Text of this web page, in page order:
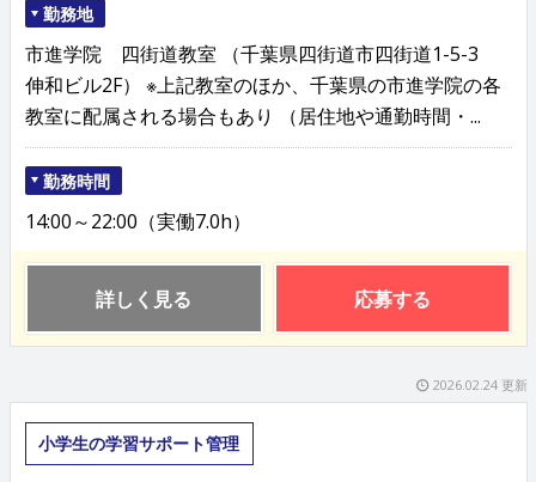
勤務地
市進学院 四街道教室 （千葉県四街道市四街道1-5-3
伸和ビル2F） ※上記教室のほか、千葉県の市進学院の各
教室に配属される場合もあり （居住地や通勤時間・...
勤務時間
14:00～22:00（実働7.0h）
詳しく見る 応募する
2026.02.24 更新
小学生の学習サポート管理